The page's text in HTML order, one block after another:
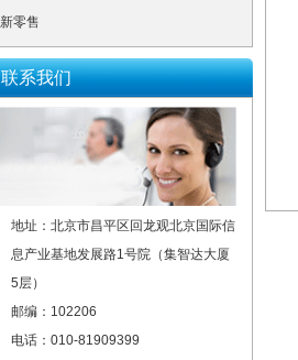
新零售
联系我们
地址：北京市昌平区回龙观北京国际信
息产业基地发展路1号院（集智达大厦
5层）
邮编：102206
电话：010-81909399